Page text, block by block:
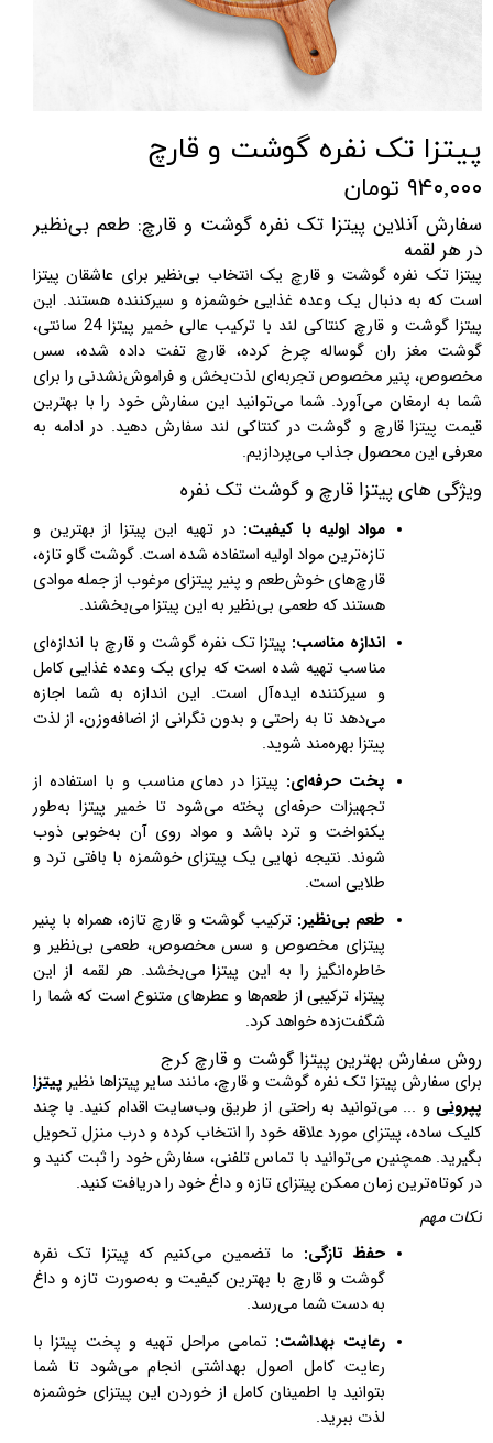
پیتزا تک نفره گوشت و قارچ
۹۴۰,۰۰۰ تومان
سفارش آنلاین پیتزا تک نفره گوشت و قارچ: طعم بی‌نظیر
در هر لقمه
پیتزا تک نفره گوشت و قارچ یک انتخاب بی‌نظیر برای عاشقان پیتزا
است که به دنبال یک وعده غذایی خوشمزه و سیرکننده هستند. این
پیتزا گوشت و قارچ کنتاکی لند با ترکیب عالی خمیر پیتزا 24 سانتی،
گوشت مغز ران گوساله چرخ کرده، قارچ تفت داده شده، سس
مخصوص، پنیر مخصوص تجربه‌ای لذت‌بخش و فراموش‌نشدنی را برای
شما به ارمغان می‌آورد. شما می‌توانید این سفارش خود را با بهترین
قیمت پیتزا قارچ و گوشت در کنتاکی لند سفارش دهید. در ادامه به
معرفی این محصول جذاب می‌پردازیم.
ویژگی ‌های پیتزا قارچ و گوشت تک نفره
مواد اولیه با کیفیت: در تهیه این پیتزا از بهترین و
تازه‌ترین مواد اولیه استفاده شده است. گوشت گاو تازه،
قارچ‌های خوش‌طعم و پنیر پیتزای مرغوب از جمله موادی
هستند که طعمی بی‌نظیر به این پیتزا می‌بخشند.
اندازه مناسب: پیتزا تک نفره گوشت و قارچ با اندازه‌ای
مناسب تهیه شده است که برای یک وعده غذایی کامل
و سیرکننده ایده‌آل است. این اندازه به شما اجازه
می‌دهد تا به راحتی و بدون نگرانی از اضافه‌وزن، از لذت
پیتزا بهره‌مند شوید.
پخت حرفه‌ای: پیتزا در دمای مناسب و با استفاده از
تجهیزات حرفه‌ای پخته می‌شود تا خمیر پیتزا به‌طور
یکنواخت و ترد باشد و مواد روی آن به‌خوبی ذوب
شوند. نتیجه نهایی یک پیتزای خوشمزه با بافتی ترد و
طلایی است.
طعم بی‌نظیر: ترکیب گوشت و قارچ تازه، همراه با پنیر
پیتزای مخصوص و سس مخصوص، طعمی بی‌نظیر و
خاطره‌انگیز را به این پیتزا می‌بخشد. هر لقمه از این
پیتزا، ترکیبی از طعم‌ها و عطرهای متنوع است که شما را
شگفت‌زده خواهد کرد.
روش سفارش بهترین پیتزا گوشت و قارچ کرج
برای سفارش پیتزا تک نفره گوشت و قارچ، مانند سایر پیتزاها نظیر پیتزا
پپرونی و ... می‌توانید به راحتی از طریق وب‌سایت اقدام کنید. با چند
کلیک ساده، پیتزای مورد علاقه خود را انتخاب کرده و درب منزل تحویل
بگیرید. همچنین می‌توانید با تماس تلفنی، سفارش خود را ثبت کنید و
در کوتاه‌ترین زمان ممکن پیتزای تازه و داغ خود را دریافت کنید.
نکات مهم
حفظ تازگی: ما تضمین می‌کنیم که پیتزا تک نفره
گوشت و قارچ با بهترین کیفیت و به‌صورت تازه و داغ
به دست شما می‌رسد.
رعایت بهداشت: تمامی مراحل تهیه و پخت پیتزا با
رعایت کامل اصول بهداشتی انجام می‌شود تا شما
بتوانید با اطمینان کامل از خوردن این پیتزای خوشمزه
لذت ببرید.